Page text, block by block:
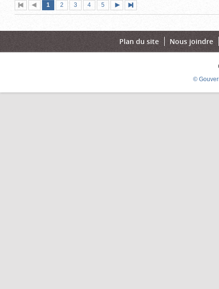
Première
page
Page
précédente
Page
1 (page
actuelle)
Page
2 Page
3 Page
4 Page
5
suivante
page
Plan du site Nous joindre
©